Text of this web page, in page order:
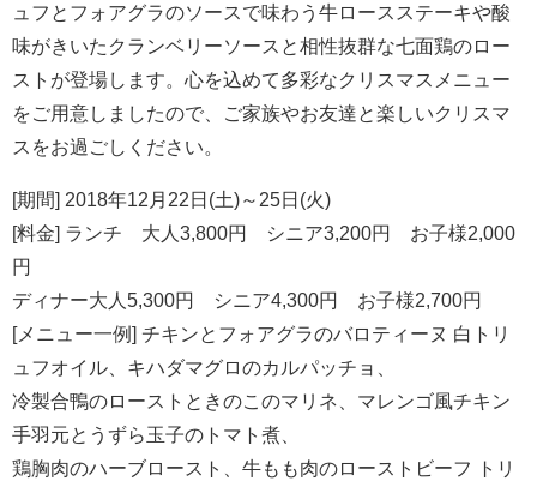
ュフとフォアグラのソースで味わう牛ロースステーキや酸
味がきいたクランベリーソースと相性抜群な七面鶏のロー
ストが登場します。心を込めて多彩なクリスマスメニュー
をご用意しましたので、ご家族やお友達と楽しいクリスマ
スをお過ごしください。
[期間] 2018年12月22日(土)～25日(火)
[料金] ランチ 大人3,800円 シニア3,200円 お子様2,000
円
ディナー大人5,300円 シニア4,300円 お子様2,700円
[メニュー一例] チキンとフォアグラのバロティーヌ 白トリ
ュフオイル、キハダマグロのカルパッチョ、
冷製合鴨のローストときのこのマリネ、マレンゴ風チキン
手羽元とうずら玉子のトマト煮、
鶏胸肉のハーブロースト、牛もも肉のローストビーフ トリ